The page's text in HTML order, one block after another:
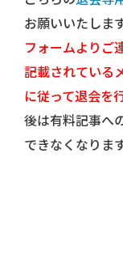
お願いいたします
フォームよりご
記載されている
に従って退会を
後は有料記事へ
できなくなりま